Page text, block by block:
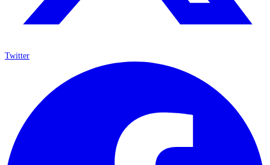
Twitter